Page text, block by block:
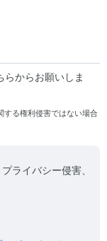
からお願いしま
する権利侵害ではない場合
ライバシー侵害、